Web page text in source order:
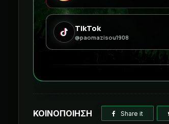
TikTok
@paomazisou1908
ΚΟΙΝΟΠΟΙΗΣΗ Share it